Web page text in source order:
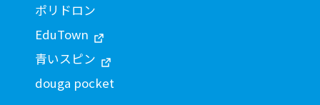
ポリドロン
EduTown
青いスピン
douga pocket